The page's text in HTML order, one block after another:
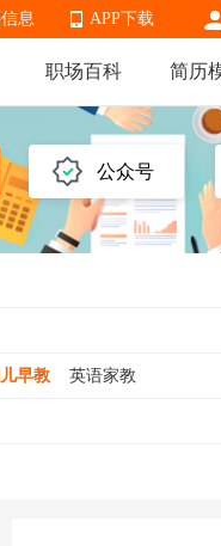
APP下载
APP下载
息
职场百科 简历
公众号
早教
英语家教